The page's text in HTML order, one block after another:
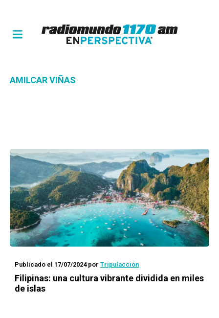
AMILCAR VIÑAS
Publicado el 17/07/2024por Tripulacción
Filipinas: una cultura vibrante dividida en miles
de islas